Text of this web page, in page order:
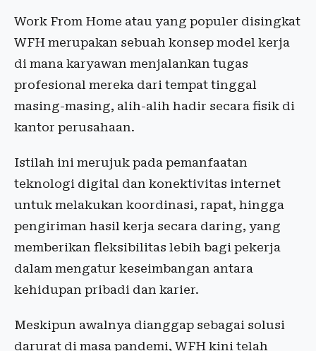
Work From Home atau yang populer disingkat
WFH merupakan sebuah konsep model kerja
di mana karyawan menjalankan tugas
profesional mereka dari tempat tinggal
masing-masing, alih-alih hadir secara fisik di
kantor perusahaan.
Istilah ini merujuk pada pemanfaatan
teknologi digital dan konektivitas internet
untuk melakukan koordinasi, rapat, hingga
pengiriman hasil kerja secara daring, yang
memberikan fleksibilitas lebih bagi pekerja
dalam mengatur keseimbangan antara
kehidupan pribadi dan karier.
Meskipun awalnya dianggap sebagai solusi
darurat di masa pandemi, WFH kini telah